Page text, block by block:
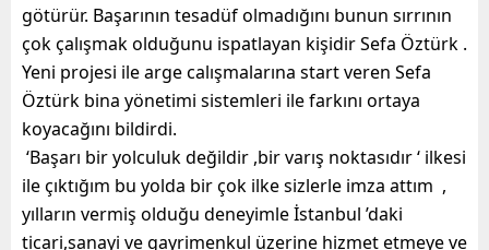
götürür. Başarının tesadüf olmadığını bunun sırrının
çok çalışmak olduğunu ispatlayan kişidir Sefa Öztürk .
Yeni projesi ile arge calışmalarına start veren Sefa
Öztürk bina yönetimi sistemleri ile farkını ortaya
koyacağını bildirdi.
‘Başarı bir yolculuk değildir ,bir varış noktasıdır ‘ ilkesi
ile çıktığım bu yolda bir çok ilke sizlerle imza attım ,
yılların vermiş olduğu deneyimle İstanbul ’daki
ticari,sanayi ve gayrimenkul üzerine hizmet etmeye ve